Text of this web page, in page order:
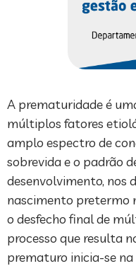
A prematuridade é
múltiplos fatores
amplo espectro de
sobrevida e o padrão
desenvolvimento, nos
nascimento pretermo
o desfecho final de
processo que resulta
prematuro inicia-se